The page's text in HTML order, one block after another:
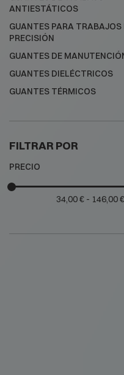
ANTIESTÁTICOS
GUANTES PARA TRABAJOS
PRECISIÓN
GUANTES DE
GUANTES DIELÉCTRICOS
GUANTES TÉRMICOS
FILTRAR POR
PRECIO
34,00 € - 146,00 €